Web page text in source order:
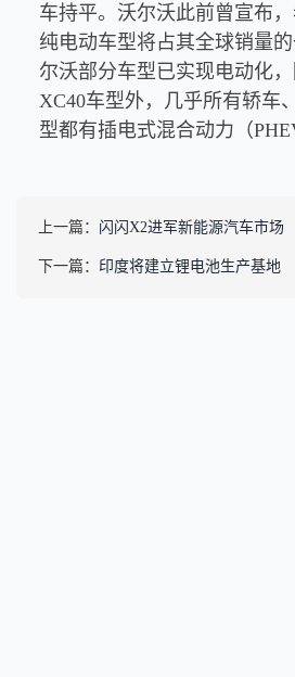
车持平。沃尔沃此前曾宣布，
纯电动车型将占其全球销量
尔沃部分车型已实现电动化
XC40车型外，几乎所有轿车
型都有插电式混合动力（
上一篇： 闪闪X2进军新能源汽车市场
下一篇： 印度将建立锂电池生产基地